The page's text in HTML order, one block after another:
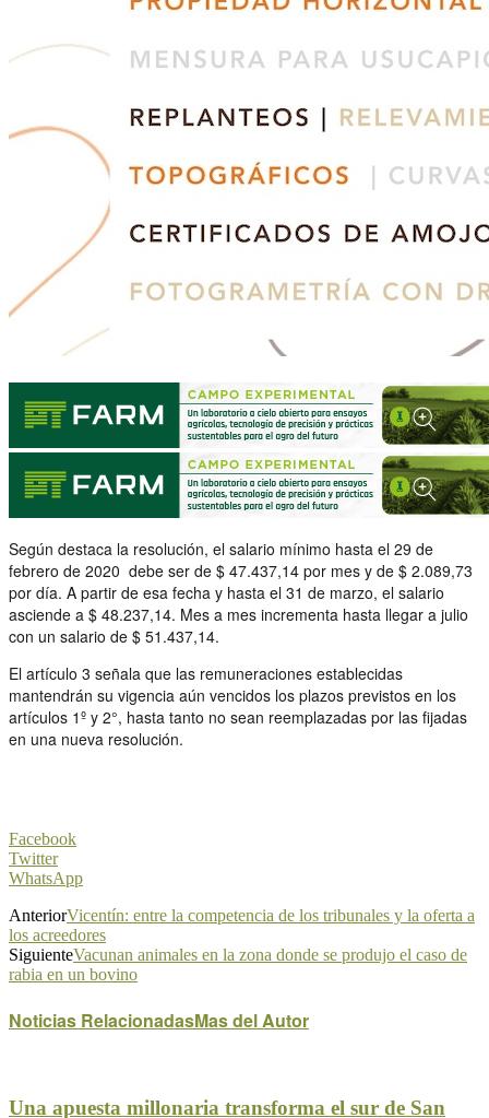
Según destaca la resolución, el salario mínimo hasta el 29 de
febrero de 2020 debe ser de $ 47.437,14 por mes y de $ 2.089,73
por día. A partir de esa fecha y hasta el 31 de marzo, el salario
asciende a $ 48.237,14. Mes a mes incrementa hasta llegar a julio
con un salario de $ 51.437,14.
El artículo 3 señala que las remuneraciones establecidas
mantendrán su vigencia aún vencidos los plazos previstos en los
artículos 1º y 2°, hasta tanto no sean reemplazadas por las fijadas
en una nueva resolución.
Facebook
Twitter
WhatsApp
AnteriorVicentín: entre la competencia de los tribunales y la oferta a
los acreedores
SiguienteVacunan animales en la zona donde se produjo el caso de
rabia en un bovino
Noticias RelacionadasMas del Autor
Una apuesta millonaria transforma el sur de San